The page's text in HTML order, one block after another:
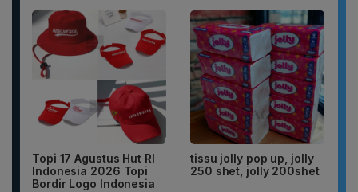
Topi 17 Agustus Hut RI
Indonesia 2026 Topi
Bordir Logo Indonesia
tissu jolly pop up, jolly
250 shet, jolly 200shet